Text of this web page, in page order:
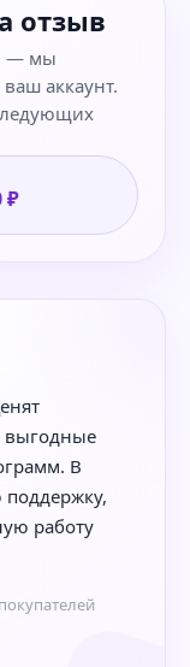
отзыв
— мы
аккаунт.
₽
выгодные
В
поддержку,
работу